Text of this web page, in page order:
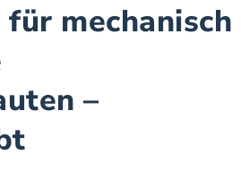
mechanisch
–